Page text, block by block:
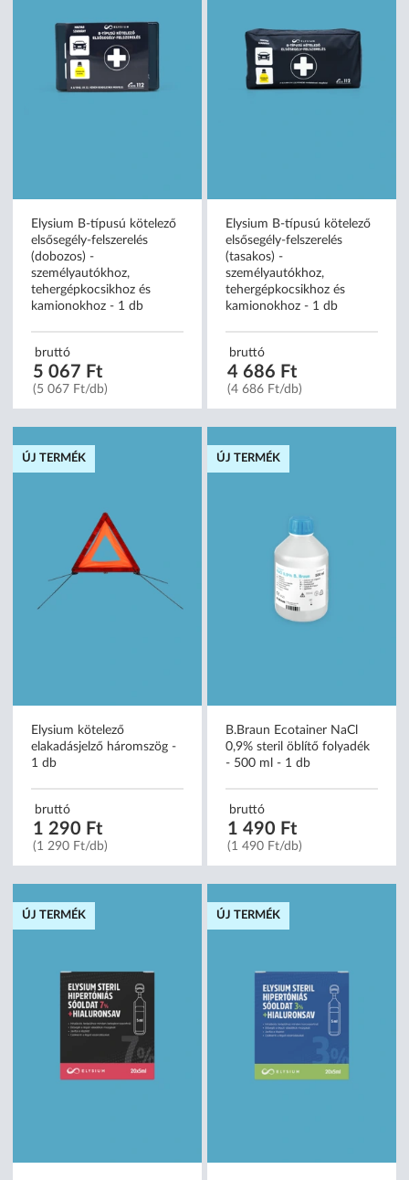
Elysium B-típusú kötelező
elsősegély-felszerelés
(dobozos) -
személyautókhoz,
tehergépkocsikhoz és
kamionokhoz - 1 db
bruttó
5 067 Ft
(5 067 Ft/db)
Elysium B-típusú kötelező
elsősegély-felszerelés
(tasakos) -
személyautókhoz,
tehergépkocsikhoz és
kamionokhoz - 1 db
bruttó
4 686 Ft
(4 686 Ft/db)
ÚJ TERMÉK
Elysium kötelező
elakadásjelző háromszög -
1 db
bruttó
1 290 Ft
(1 290 Ft/db)
ÚJ TERMÉK
B.Braun Ecotainer NaCl
0,9% steril öblítő folyadék
- 500 ml - 1 db
bruttó
1 490 Ft
(1 490 Ft/db)
ÚJ TERMÉK ÚJ TERMÉK